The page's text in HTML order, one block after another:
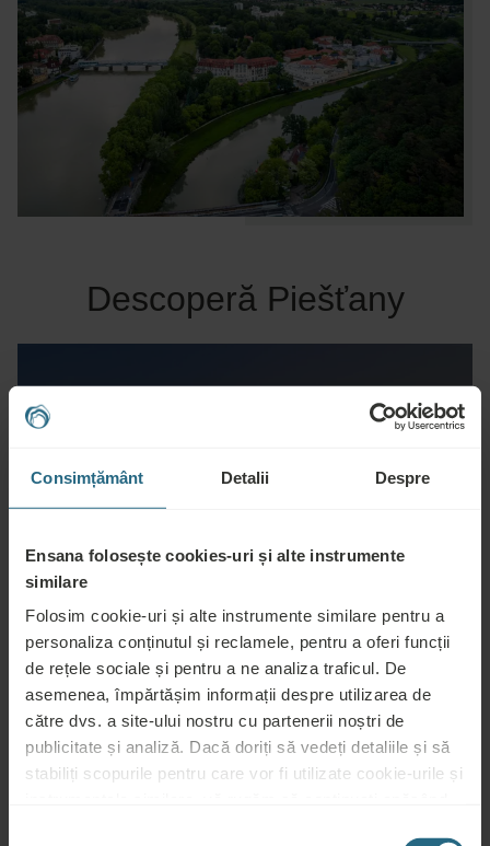
Consimțământ Detalii Despre
Ensana folosește cookies-uri și alte instrumente
similare
Folosim cookie-uri și alte instrumente similare pentru a
personaliza conținutul și reclamele, pentru a oferi funcții
de rețele sociale și pentru a ne analiza traficul. De
asemenea, împărtășim informații despre utilizarea de
către dvs. a site-ului nostru cu partenerii noștri de
publicitate și analiză. Dacă doriți să vedeți detaliile și să
stabiliți scopurile pentru care vor fi utilizate cookie-urile și
Descoperă Piešťany
Obiective turistice
Explorați mai mult
Sport și agrement